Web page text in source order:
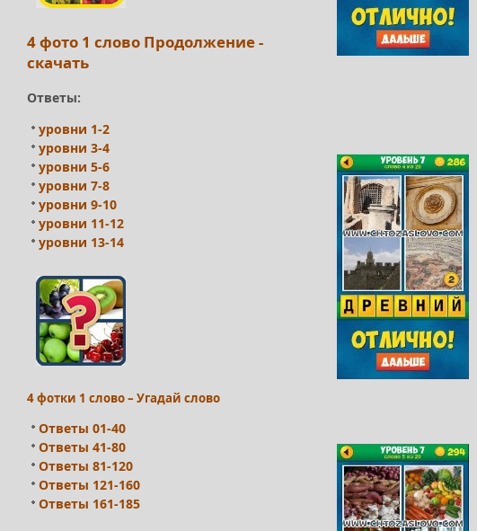
4 фото 1 слово Продолжение -
скачать
Ответы:
уровни 1-2
уровни 3-4
уровни 5-6
уровни 7-8
уровни 9-10
уровни 11-12
уровни 13-14
4 фотки 1 слово – Угадай слово
Ответы 01-40
Ответы 41-80
Ответы 81-120
Ответы 121-160
Ответы 161-185